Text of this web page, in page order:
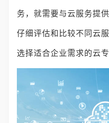
务，就需要与云服务提
仔细评估和比较不同云
选择适合企业需求的云